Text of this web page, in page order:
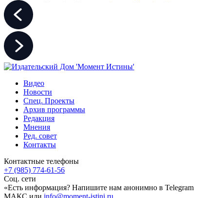
Видео
Новости
Спец. Проекты
Архив программы
Редакция
Мнения
Ред. совет
Контакты
Контактные телефоны
+7 (985) 774-61-56
Соц. сети
«Есть информация? Напишите нам анонимно в Telegram
МАКС или info@moment-istini.ru